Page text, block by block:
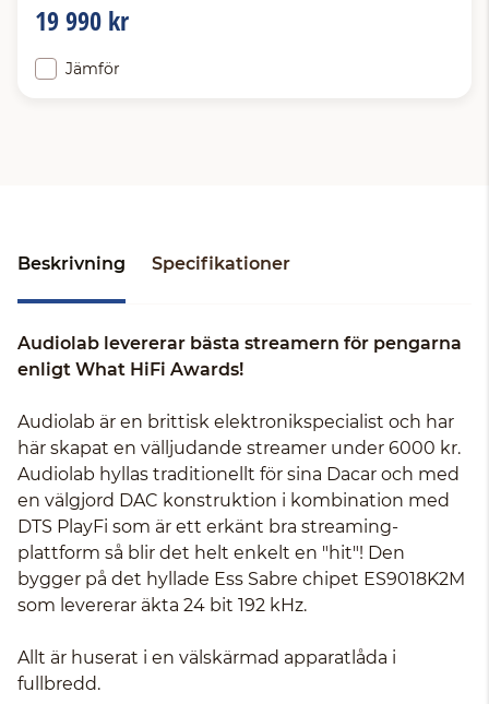
19 990 kr
Jämför
Beskrivning Specifikationer
Audiolab levererar bästa streamern för pengarna
enligt What HiFi Awards!
Audiolab är en brittisk elektronikspecialist och har
här skapat en välljudande streamer under 6000 kr.
Audiolab hyllas traditionellt för sina Dacar och med
en välgjord DAC konstruktion i kombination med
DTS PlayFi som är ett erkänt bra streaming-
plattform så blir det helt enkelt en "hit"! Den
bygger på det hyllade Ess Sabre chipet ES9018K2M
som levererar äkta 24 bit 192 kHz.
Allt är huserat i en välskärmad apparatlåda i
fullbredd.